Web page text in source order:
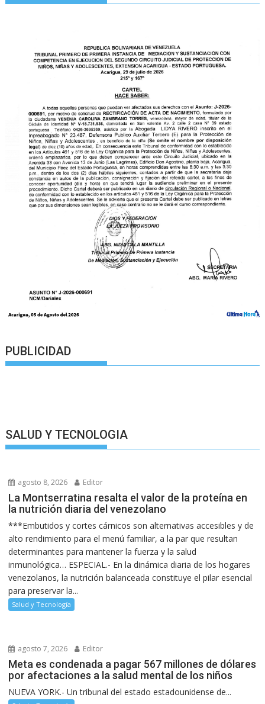
PUBLICIDAD
SALUD Y TECNOLOGIA
agosto 8, 2026 Editor
La Montserratina resalta el valor de la proteína en
la nutrición diaria del venezolano
***Embutidos y cortes cárnicos son alternativas accesibles y de
alto rendimiento para el menú familiar, a la par que resultan
determinantes para mantener la fuerza y la salud
inmunológica… ESPECIAL.- En la dinámica diaria de los hogares
venezolanos, la nutrición balanceada constituye el pilar esencial
para preservar la...
Salud y Tecnología
agosto 7, 2026 Editor
Meta es condenada a pagar 567 millones de dólares
por afectaciones a la salud mental de los niños
NUEVA YORK.- Un tribunal del estado estadounidense de...